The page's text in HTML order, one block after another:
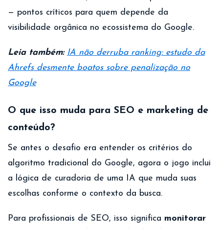
— pontos críticos para quem depende da
visibilidade orgânica no ecossistema do Google.
Leia também: IA não derruba ranking: estudo da
Ahrefs desmente boatos sobre penalização no
Google
O que isso muda para SEO e marketing de
conteúdo?
Se antes o desafio era entender os critérios do
algoritmo tradicional do Google, agora o jogo inclui
a lógica de curadoria de uma IA que muda suas
escolhas conforme o contexto da busca.
Para profissionais de SEO, isso significa monitorar